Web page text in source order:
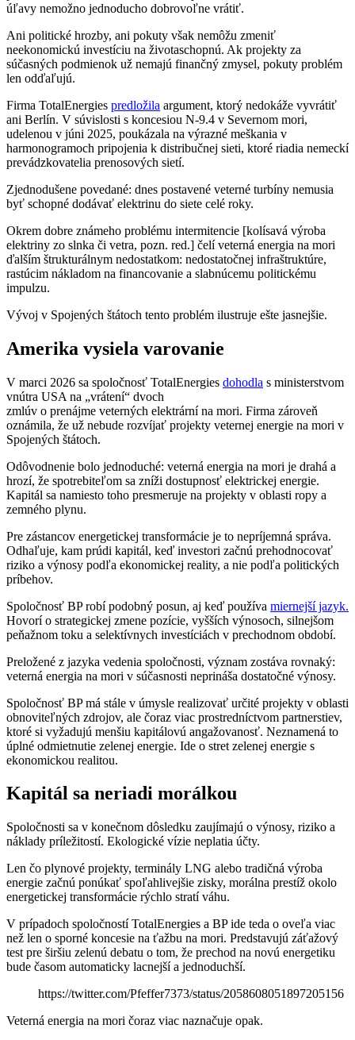
úľavy nemožno jednoducho dobrovoľne vrátiť.
Ani politické hrozby, ani pokuty však nemôžu zmeniť
neekonomickú investíciu na životaschopnú. Ak projekty za
súčasných podmienok už nemajú finančný zmysel, pokuty problém
len odďaľujú.
Firma TotalEnergies predložila argument, ktorý nedokáže vyvrátiť
ani Berlín. V súvislosti s koncesiou N-9.4 v Severnom mori,
udelenou v júni 2025, poukázala na výrazné meškania v
harmonogramoch pripojenia k distribučnej sieti, ktoré riadia nemeckí
prevádzkovatelia prenosových sietí.
Zjednodušene povedané: dnes postavené veterné turbíny nemusia
byť schopné dodávať elektrinu do siete celé roky.
Okrem dobre známeho problému intermitencie [kolísavá výroba
elektriny zo slnka či vetra, pozn. red.] čelí veterná energia na mori
ďalším štrukturálnym nedostatkom: nedostatočnej infraštruktúre,
rastúcim nákladom na financovanie a slabnúcemu politickému
impulzu.
Vývoj v Spojených štátoch tento problém ilustruje ešte jasnejšie.
Amerika vysiela varovanie
V marci 2026 sa spoločnosť TotalEnergies dohodla s ministerstvom
vnútra USA na „vrátení“ dvoch
zmlúv o prenájme veterných elektrární na mori. Firma zároveň
oznámila, že už nebude rozvíjať projekty veternej energie na mori v
Spojených štátoch.
Odôvodnenie bolo jednoduché: veterná energia na mori je drahá a
hrozí, že spotrebiteľom sa zníži dostupnosť elektrickej energie.
Kapitál sa namiesto toho presmeruje na projekty v oblasti ropy a
zemného plynu.
Pre zástancov energetickej transformácie je to nepríjemná správa.
Odhaľuje, kam prúdi kapitál, keď investori začnú prehodnocovať
riziko a výnosy podľa ekonomickej reality, a nie podľa politických
príbehov.
Spoločnosť BP robí podobný posun, aj keď používa miernejší jazyk.
Hovorí o strategickej zmene pozície, vyšších výnosoch, silnejšom
peňažnom toku a selektívnych investíciách v prechodnom období.
Preložené z jazyka vedenia spoločnosti, význam zostáva rovnaký:
veterná energia na mori v súčasnosti neprináša dostatočné výnosy.
Spoločnosť BP má stále v úmysle realizovať určité projekty v oblasti
obnoviteľných zdrojov, ale čoraz viac prostredníctvom partnerstiev,
ktoré si vyžadujú menšiu kapitálovú angažovanosť. Neznamená to
úplné odmietnutie zelenej energie. Ide o stret zelenej energie s
ekonomickou realitou.
Kapitál sa neriadi morálkou
Spoločnosti sa v konečnom dôsledku zaujímajú o výnosy, riziko a
náklady príležitostí. Ekologické vízie neplatia účty.
Len čo plynové projekty, terminály LNG alebo tradičná výroba
energie začnú ponúkať spoľahlivejšie zisky, morálna prestíž okolo
energetickej transformácie rýchlo stratí váhu.
V prípadoch spoločností TotalEnergies a BP ide teda o oveľa viac
než len o sporné koncesie na ťažbu na mori. Predstavujú záťažový
test pre širšiu zelenú debatu o tom, že prechod na novú energetiku
bude časom automaticky lacnejší a jednoduchší.
https://twitter.com/Pfeffer7373/status/2058608051897205156
Veterná energia na mori čoraz viac naznačuje opak.